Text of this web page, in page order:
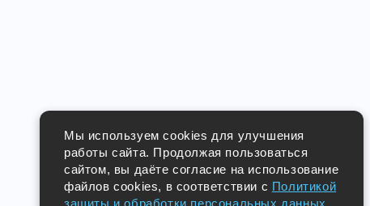
Мы используем cookies для улучшения
работы сайта. Продолжая пользоваться
сайтом, вы даёте согласие на использование
файлов cookies, в соответствии с Политикой
защиты и обработки персональных данных